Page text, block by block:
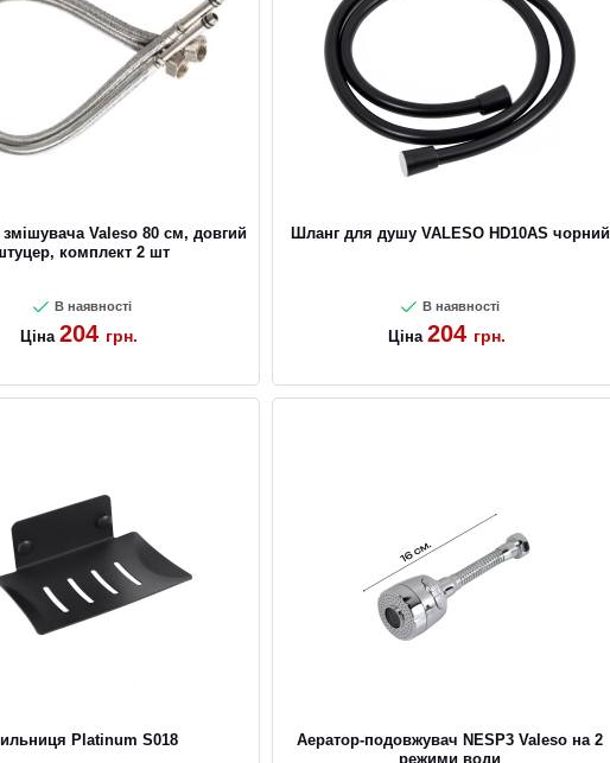
Valeso 80 см, довгий
комплект 2 шт
В наявності
Ціна 204 грн.
Шланг для душу VALESO HD10AS чорний
В наявності
Ціна 204 грн.
Platinum S018
Аератор-подовжувач NESP3 Valeso на 2
режими води